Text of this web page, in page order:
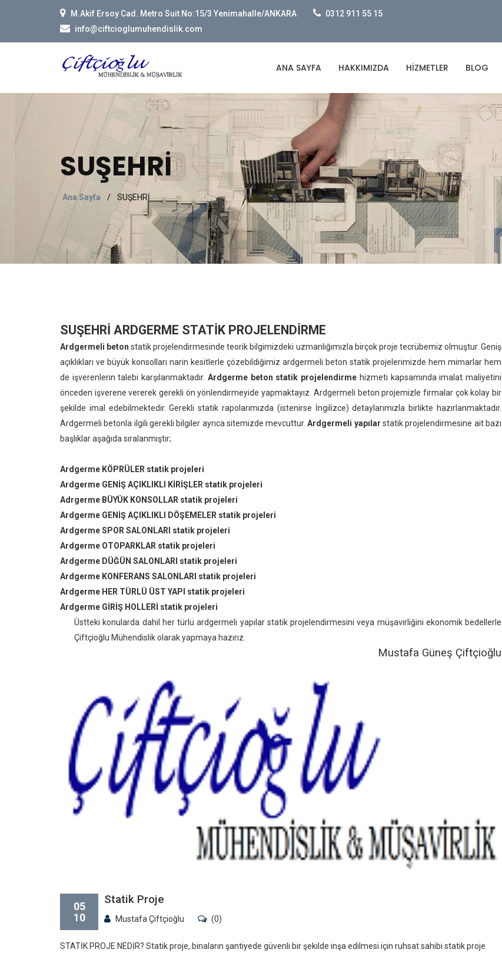
M.Akif Ersoy Cad. Metro Suit No:15/3 Yenimahalle/ANKARA
0312 911 55 15
info@ciftcioglumuhendislik.com
ANA SAYFA HAKKIMIZDA HIZMETLER BLOG
SUŞEHRİ
Ana Sayfa / SUŞEHRİ
SUŞEHRİ ARDGERME STATİK PROJELENDİRME
Ardgermeli beton statik projelendirmesinde teorik bilgimizdeki uzmanlığımızla birçok proje tecrübemiz olmuştur. Geniş
açıklıkları ve büyük konsolları narin kesitlerle çözebildiğimiz ardgermeli beton statik projelerimizde hem mimarlar hem
de işverenlerin talebi karşılanmaktadır. Ardgerme beton statik projelendirme hizmeti kapsamında imalat maliyetini
önceden işverene vererek gerekli ön yönlendirmeyide yapmaktayız. Ardgermeli beton projemizle firmalar çok kolay bir
şekilde imal edebilmektedir. Gerekli statik rapolarımızda (istenirse İngilizce) detaylarımızla birlikte hazırlanmaktadır.
Ardgermeli betonla ilgili gerekli bilgiler ayrıca sitemizde mevcuttur.Ardgermeli yapılar statik projelendirmesine ait bazı
başlıklar aşağıda sıralanmıştır;
Ardgerme KÖPRÜLER statik projeleri
Ardgerme GENİŞ AÇIKLIKLI KİRİŞLER statik projeleri
Adrgerme BÜYÜK KONSOLLAR statik projeleri
Ardgerme GENİŞ AÇIKLIKLI DÖŞEMELER statik projeleri
Ardgerme SPOR SALONLARI statik projeleri
Ardgerme OTOPARKLAR statik projeleri
Ardgerme DÜĞÜN SALONLARI statik projeleri
Ardgerme KONFERANS SALONLARI statik projeleri
Ardgerme HER TÜRLÜ ÜST YAPI statik projeleri
Ardgerme GİRİŞ HOLLERİ statik projeleri
Üstteki konularda dahil her türlü ardgermeli yapılar statik projelendirmesini veya müşavirliğini ekonomik bedellerle
Çiftçioğlu Mühendislik olarak yapmaya hazırız.
Mustafa Güneş Çiftçioğlu
05
10
Statik Proje
Mustafa Çiftçioğlu (0)
STATİK PROJE NEDİR? Statik proje, binaların şantiyede güvenli bir şekilde inşa edilmesi için ruhsat sahibi statik proje